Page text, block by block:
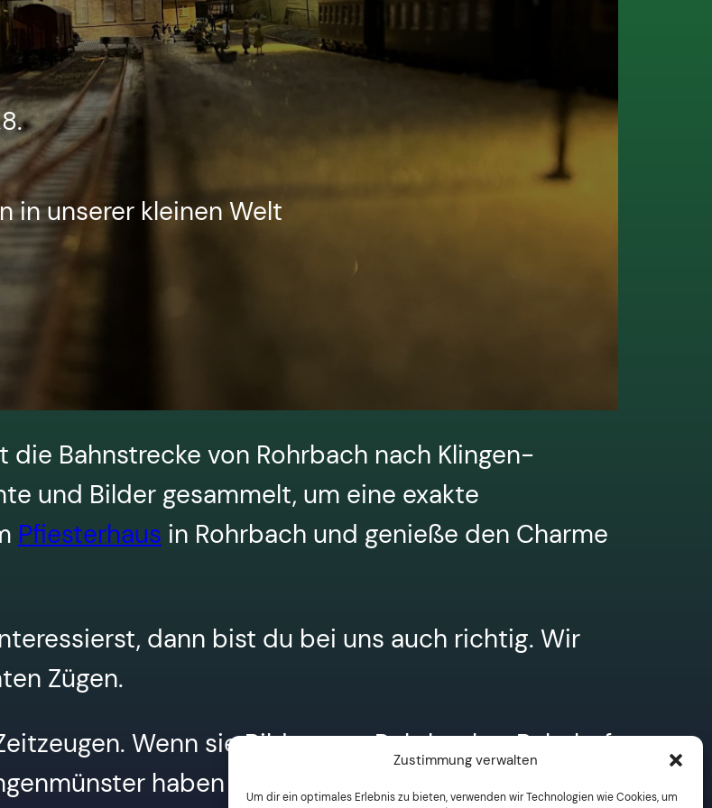
Zustimmung verwalten
Um dir ein optimales Erlebnis zu bieten, verwenden wir Technologien wie Cookies, um
in unserer kleinen Welt
Bahnstrecke von Rohrbach nach Klingen-
und Bilder gesammelt, um eine exakte
Pfiesterhaus in Rohrbach und genieße den Charme
dann bist du bei uns auch richtig. Wir
Zügen.
Wenn sie Bilder vom Rohrbacher Bahnhof
haben oder Artefakte wäre es schön